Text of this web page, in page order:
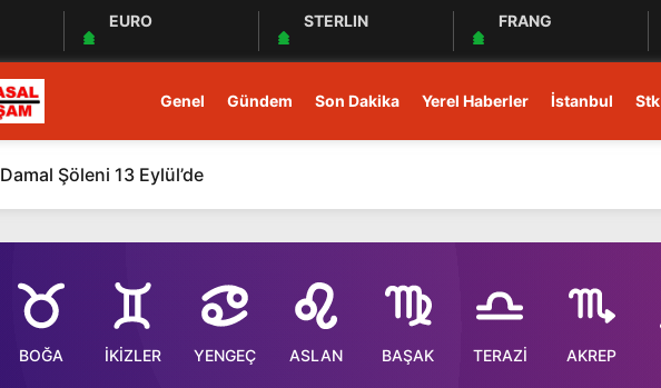
EURO STERLIN FRANG
Genel Gündem Son Dakika Yerel Haberler İstanbul Stk
Damal Şöleni 13 Eylül’de
BOĞA İKİZLER YENGEÇ ASLAN BAŞAK TERAZİ AKREP